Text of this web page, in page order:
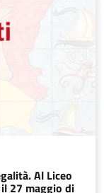
Al Liceo
27 maggio di